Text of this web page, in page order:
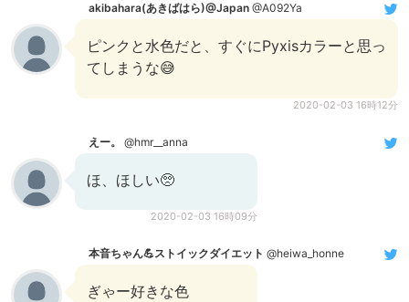
akibahara(あきばはら)@Japan @A092Ya
ピンクと水色だと、すぐにPyxisカラーと思っ
てしまうな😅
2020-02-03 16時12分
えー。 @hmr__anna
ほ、ほしい🥺
2020-02-03 16時09分
本音ちゃん💪ストイックダイエット @heiwa_honne
ぎゃー好きな色